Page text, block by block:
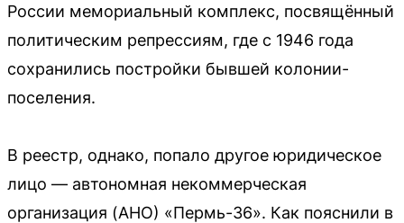
России мемориальный комплекс, посвящённый
политическим репрессиям, где с 1946 года
сохранились постройки бывшей колонии-
поселения.
В реестр, однако, попало другое юридическое
лицо — автономная некоммерческая
организация (АНО) «Пермь-36». Как пояснили в